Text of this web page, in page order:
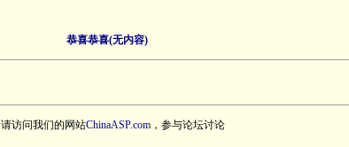
恭喜恭喜(无内容)
请访问我们的网站ChinaASP.com，参与论坛讨论